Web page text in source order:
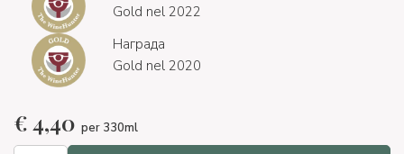
Gold nel 2022
Награда
Gold nel 2020
€4,40 per 330ml